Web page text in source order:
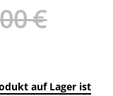
€
auf Lager ist